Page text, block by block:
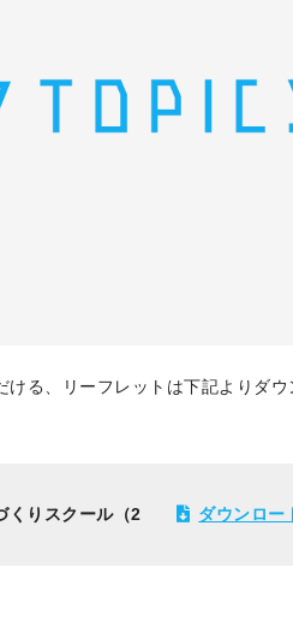
る、リーフレットは下記よりダウ
くりスクール（2 ダウンロー